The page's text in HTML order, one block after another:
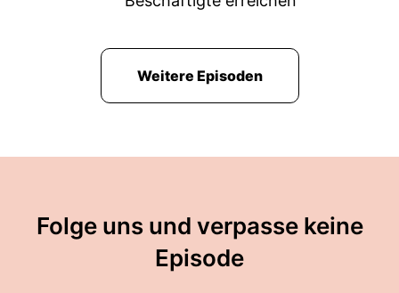
Weitere Episoden
Folge uns und verpasse keine
Episode